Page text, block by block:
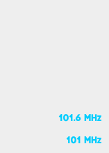
101.6 MHz
101 MHz